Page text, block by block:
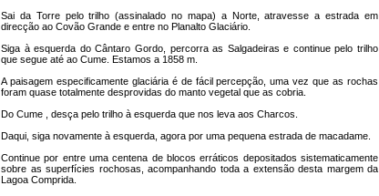
Sai da Torre pelo trilho (assinalado no mapa) a Norte, atravesse a estrada em
direcção ao Covão Grande e entre no Planalto Glaciário.
Siga à esquerda do Cântaro Gordo, percorra as Salgadeiras e continue pelo trilho
que segue até ao Cume. Estamos a 1858 m.
A paisagem especificamente glaciária é de fácil percepção, uma vez que as rochas
foram quase totalmente desprovidas do manto vegetal que as cobria.
Do Cume , desça pelo trilho à esquerda que nos leva aos Charcos.
Daqui, siga novamente à esquerda, agora por uma pequena estrada de macadame.
Continue por entre uma centena de blocos erráticos depositados sistematicamente
sobre as superfícies rochosas, acompanhando toda a extensão desta margem da
Lagoa Comprida.